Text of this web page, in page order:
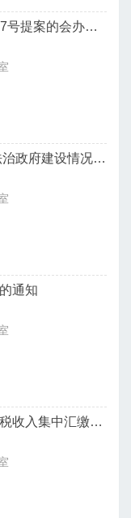
对区政协十五届五次会议 第155137号提案的会办意见
2024年度普陀区国防动员办公室法治政府建设情况报告
通知
关于销毁非税收入一般缴款书和非税收入集中汇缴缴款书纸质票据的函